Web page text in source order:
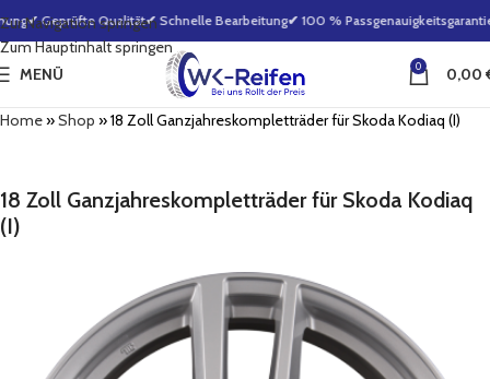
Zur Navigation springen
Zum Hauptinhalt springen
✔ Geprüfte Qualität✔ Schnelle Bearbeitung✔ 100 % Passgenauigkeitsgarantie
MENÜ 0 0,00
Home»Shop »18 Zoll Ganzjahreskompletträder für Skoda Kodiaq (I)
18 Zoll Ganzjahreskompletträder für Skoda Kodiaq
(I)